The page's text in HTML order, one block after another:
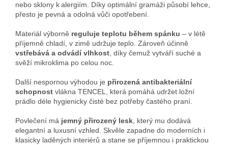
nebo sklony k alergiím. Díky optimální gramáži působí lehce,
přesto je pevná a odolná vůči opotřebení.
Materiál výborně reguluje teplotu během spánku – v létě
příjemně chladí, v zimě udržuje teplo. Zároveň účinně
vstřebává a odvádí vlhkost, díky čemuž vytváří suché a
svěží mikroklima po celou noc.
Další nespornou výhodou je přirozená antibakteriální
schopnost vlákna TENCEL, která pomáhá udržet ložní
prádlo déle hygienicky čisté bez potřeby častého praní.
Povlečení má jemný přirozený lesk, který mu dodává
elegantní a luxusní vzhled. Skvěle zapadne do moderních i
klasicky laděných interiérů a stane se příjemnou i praktickou